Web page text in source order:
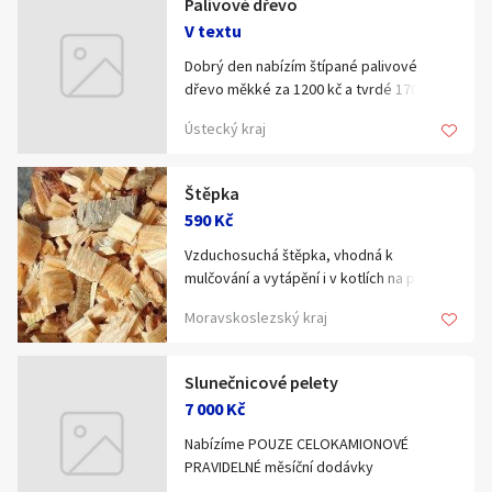
Palivové dřevo
V textu
Dobrý den nabízím štípané palivové
dřevo měkké za 1200 kč a tvrdé 1700 kč a
tel.702067175 mkaftan01@seznam.cz
Ústecký kraj
Štěpka
590 Kč
Vzduchosuchá štěpka, vhodná k
mulčování a vytápění i v kotlích na pelety.
Moravskoslezský kraj
Slunečnicové pelety
7 000 Kč
Nabízíme POUZE CELOKAMIONOVÉ
PRAVIDELNÉ měsíční dodávky
Hlavní město Praha
Jihočeský kraj
Jihomoravský kraj
Zobrazit všechny regiony
Neuvedeno
Lokalita:
Neuvedeno
Ráno Večer
E-mail
Souhlasím s personalizací nabídek, zasíláním